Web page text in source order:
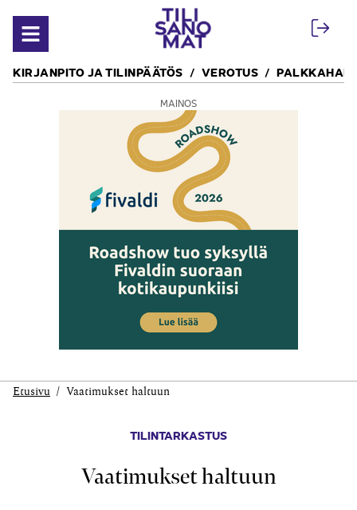
Avaa valikko
KIRJANPITO JA TILINPÄÄTÖS VEROTUS
MAINOS
Etusivu Vaatimukset haltuun
TILINTARKASTUS
Vaatimukset haltuun